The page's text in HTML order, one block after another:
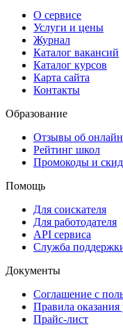
О сервисе
Услуги и цены
Журнал
Каталог вакансий
Каталог курсов
Карта сайта
Контакты
Образование
Отзывы об
Рейтинг школ
Промокоды и
Помощь
Для соискателя
Для работодателя
API сервиса
Служба
Документы
Соглашение с
Правила оказания
Прайс-лист